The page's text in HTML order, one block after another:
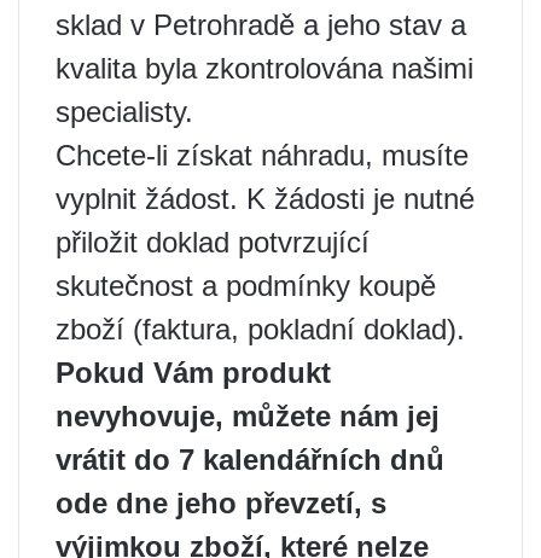
sklad v Petrohradě a jeho stav a
kvalita byla zkontrolována našimi
specialisty.
Chcete-li získat náhradu, musíte
vyplnit žádost. K žádosti je nutné
přiložit doklad potvrzující
skutečnost a podmínky koupě
zboží (faktura, pokladní doklad).
Pokud Vám produkt
nevyhovuje, můžete nám jej
vrátit do 7 kalendářních dnů
ode dne jeho převzetí, s
výjimkou zboží, které nelze